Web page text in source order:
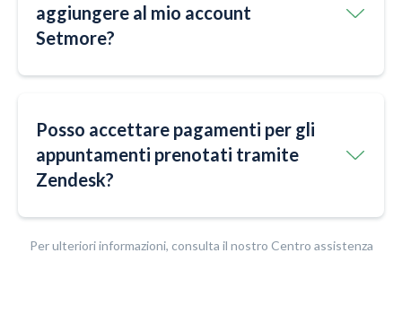
aggiungere al mio account
Setmore?
Posso accettare pagamenti per gli
appuntamenti prenotati tramite
Zendesk?
Per ulteriori informazioni, consulta il nostro Centro assistenza